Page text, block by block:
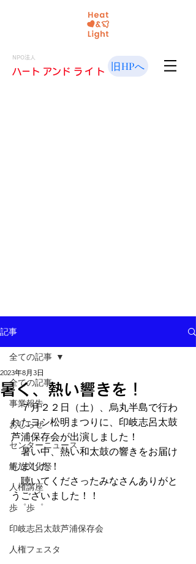
NPO法人
​ハート アンド ライト 旧HPへ
記事
全ての記事
事業報告
おしらせ
センターニュース
解放文化祭
人権講座
歩゜歩゜
印岐志呂太鼓芦浦保存会
人権フェスタ
全ての記事
暑く、熱い響きを！
2023年8月3日
７月２２日（土）、烏丸半島で行わ
れたヨシ松明まつりに、印岐志呂太鼓
芦浦保存会が出演しました！
暑い中、熱い和太鼓の響きをお届け
しました！
聴いてくださったみなさんありがと
うございました！！